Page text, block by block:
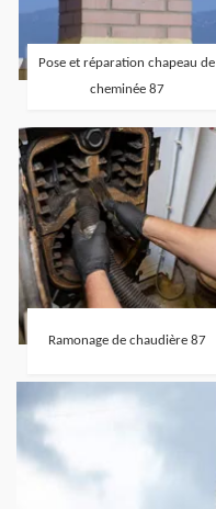
Pose et réparation chapeau de
cheminée 87
Ramonage de chaudière 87